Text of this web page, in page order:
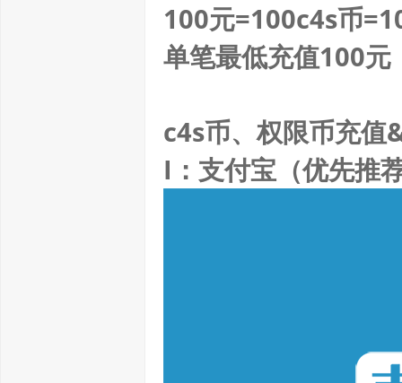
100元=100c4s币
单笔最低充值100
c4s币、权限币充值
I：支付宝（优先推